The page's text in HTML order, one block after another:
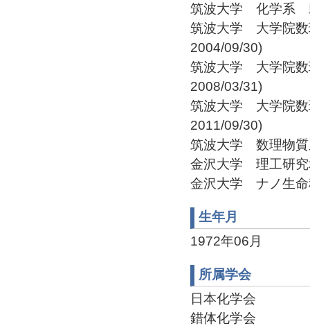
筑波大学 化学系
筑波大学 大学院
2004/09/30)
筑波大学 大学院
2008/03/31)
筑波大学 大学院
2011/09/30)
筑波大学 数理物
金沢大学 理工研
金沢大学 ナノ生
生年月
1972年06月
所属学会
日本化学会
錯体化学会